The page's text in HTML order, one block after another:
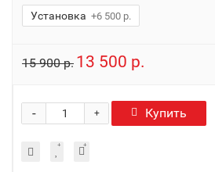
Установка +6 500 р.
15 900 р. 13 500 р.
+
- Купить